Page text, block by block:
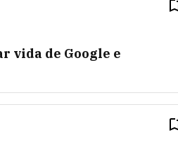
vida de Google e